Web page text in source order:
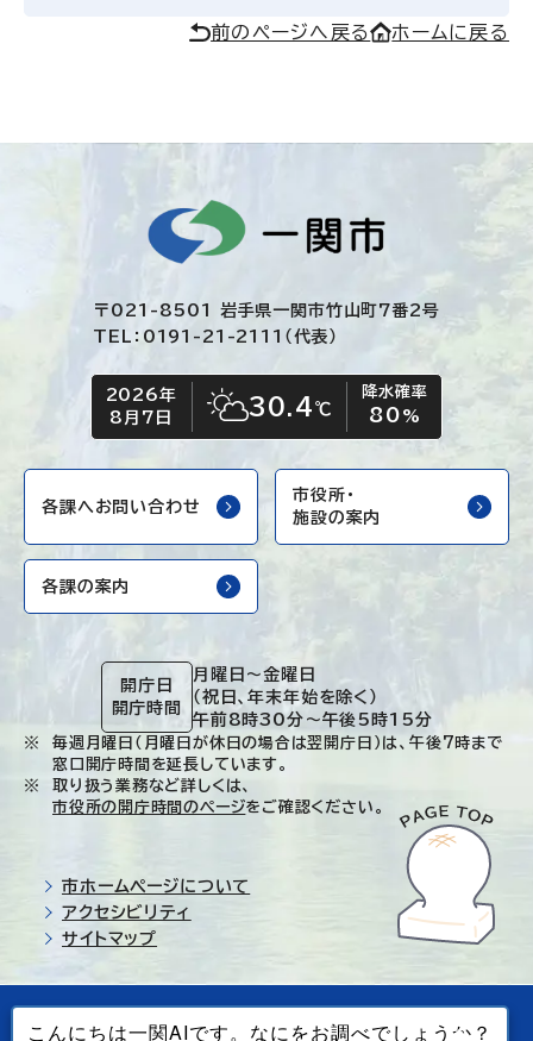
前のページへ戻る ホームに戻る
〒021-8501 岩手県一関市竹山町7番2号
TEL：0191-21-2111（代表）
今日の日付
2026年
8月7日
今日の天気
晴れ時々くもり
30.4 ℃
降水確率
80 %
各課へお問い合わせ
市役所・
施設の案内
各課の案内
開庁日
開庁時間
月曜日～金曜日
（祝日、年末年始を除く）
午前8時30分～午後5時15分
毎週月曜日（月曜日が休日の場合は翌開庁日）は、午後7時まで
窓口開庁時間を延長しています。
取り扱う業務など詳しくは、
市役所の開庁時間のページをご確認ください。
市ホームページについて
アクセシビリティ
サイトマップ
© Ichinoseki-city. All rights reserved.